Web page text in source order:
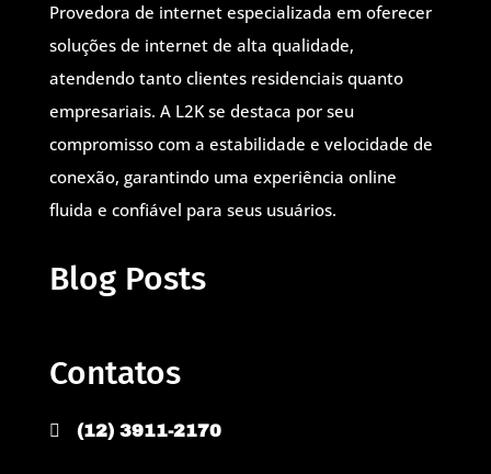
Provedora de internet especializada em oferecer
soluções de internet de alta qualidade,
atendendo tanto clientes residenciais quanto
empresariais. A L2K se destaca por seu
compromisso com a estabilidade e velocidade de
conexão, garantindo uma experiência online
fluida e confiável para seus usuários.
Blog Posts
Contatos
 (12) 3911-2170